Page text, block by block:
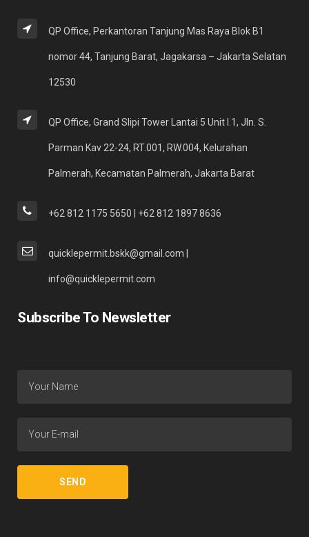
QP Office, Perkantoran Tanjung Mas Raya Blok B1
nomor 44, Tanjung Barat, Jagakarsa – Jakarta Selatan
12530
QP Office, Grand Slipi Tower Lantai 5 Unit I.1, Jln. S.
Parman Kav 22-24, RT.001, RW.004, Kelurahan
Palmerah, Kecamatan Palmerah, Jakarta Barat
+62 812 1175 5650 | +62 812 1897 8636
quicklepermit.bskk@gmail.com |
info@quicklepermit.com
Subscribe To Newsletter